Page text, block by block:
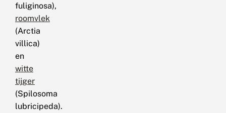
fuliginosa),
roomvlek
(Arctia
villica)
en
witte
tijger
(Spilosoma
lubricipeda).